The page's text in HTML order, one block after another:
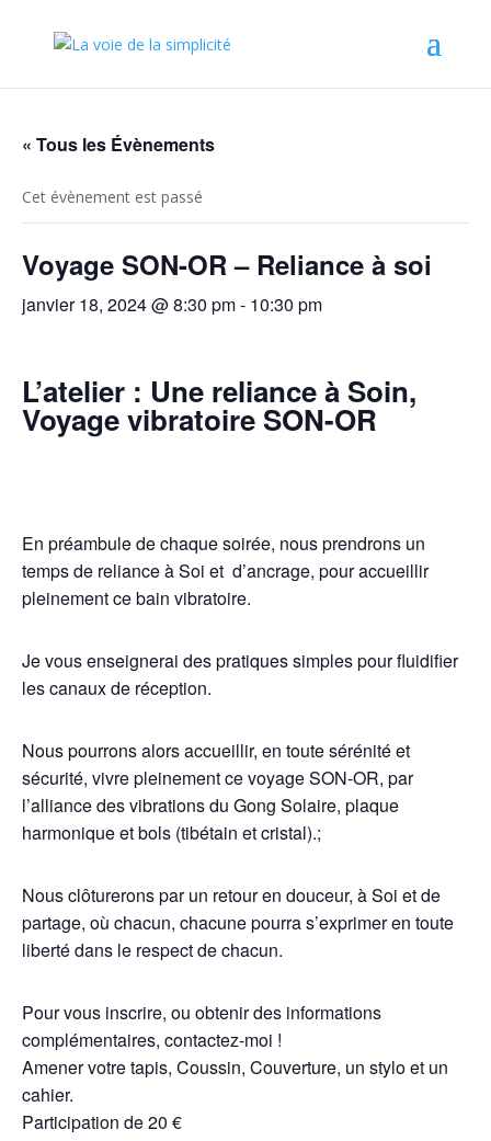
« Tous les Évènements
Cet évènement est passé
Voyage SON-OR – Reliance à soi
janvier 18, 2024 @ 8:30 pm- 10:30 pm
L’atelier : Une reliance à Soin,
Voyage vibratoire SON-OR
En préambule de chaque soirée, nous prendrons un
temps de reliance à Soi et d’ancrage, pour accueillir
pleinement ce bain vibratoire.
Je vous enseignerai des pratiques simples pour fluidifier
les canaux de réception.
Nous pourrons alors accueillir, en toute sérénité et
sécurité, vivre pleinement ce voyage SON-OR, par
l’alliance des vibrations du Gong Solaire, plaque
harmonique et bols (tibétain et cristal).;
Nous clôturerons par un retour en douceur, à Soi et de
partage, où chacun, chacune pourra s’exprimer en toute
liberté dans le respect de chacun.
Pour vous inscrire, ou obtenir des informations
complémentaires, contactez-moi !
Amener votre tapis, Coussin, Couverture, un stylo et un
cahier.
Participation de 20 €